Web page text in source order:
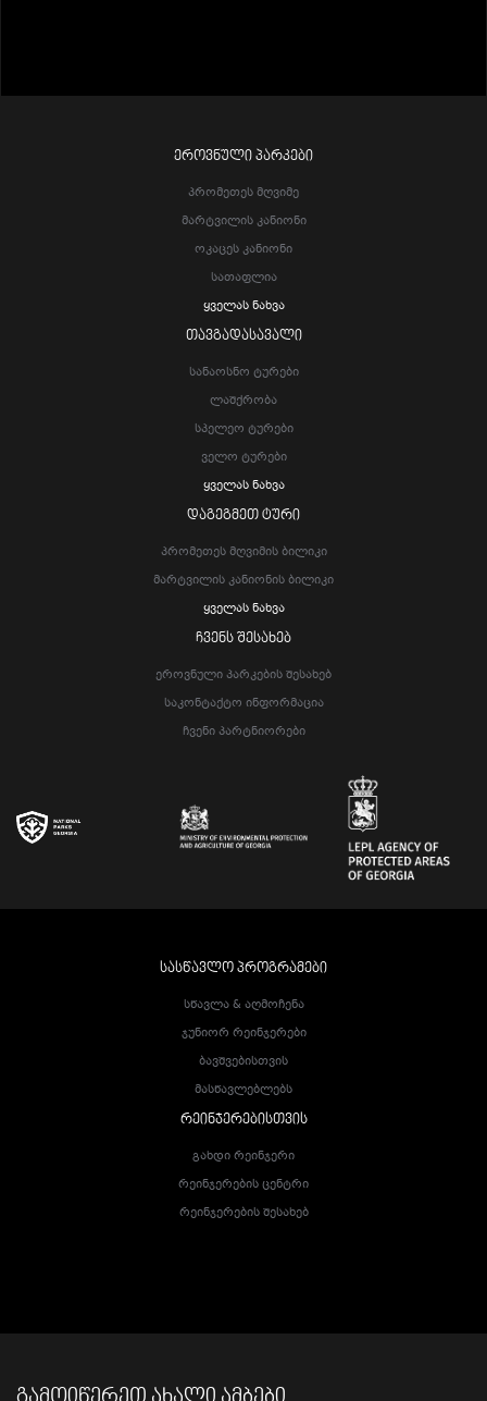
ᲔᲠᲝᲕᲜᲣᲚᲘ ᲞᲐᲠᲙᲔᲑᲘ
Პრომეთეს Მღვიმე
Მარტვილის Კანიონი
Ოკაცეს Კანიონი
Სათაფლია
Ყველას Ნახვა
ᲗᲐᲕᲒᲐᲓᲐᲡᲐᲕᲐᲚᲘ
Სანაოსნო Ტურები
Ლაშქრობა
Სპელეო Ტურები
Ველო Ტურები
Ყველას Ნახვა
ᲓᲐᲒᲔᲒᲛᲔᲗ ᲢᲣᲠᲘ
Პრომეთეს Მღვიმის Ბილიკი
Მარტვილის Კანიონის Ბილიკი
Ყველას Ნახვა
ᲩᲕᲔᲜᲡ ᲨᲔᲡᲐᲮᲔᲑ
Ეროვნული Პარკების Შესახებ
Საკონტაქტო Ინფორმაცია
Ჩვენი Პარტნიორები
ᲡᲐᲡᲬᲐᲕᲚᲝ ᲞᲠᲝᲒᲠᲐᲛᲔᲑᲘ
Სწავლა & Აღმოჩენა
Ჯუნიორ Რეინჯერები
Ბავშვებისთვის
Მასწავლებლებს
ᲠᲔᲘᲜᲯᲔᲠᲔᲑᲘᲡᲗᲕᲘᲡ
Გახდი Რეინჯერი
Რეინჯერების Ცენტრი
Რეინჯერების Შესახებ